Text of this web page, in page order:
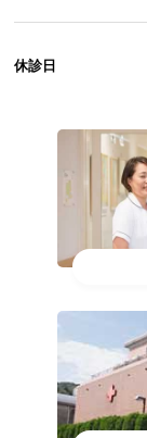
休診日